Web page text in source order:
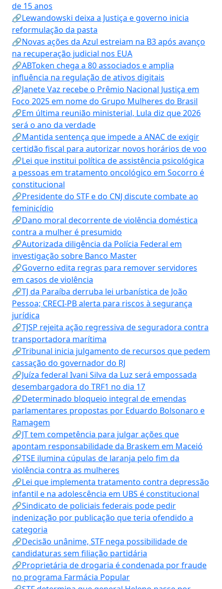
de 15 anos
🔗Lewandowski deixa a Justiça e governo inicia
reformulação da pasta
🔗Novas ações da Azul estreiam na B3 após avanço
na recuperação judicial nos EUA
🔗ABToken chega a 80 associados e amplia
influência na regulação de ativos digitais
🔗Janete Vaz recebe o Prêmio Nacional Justiça em
Foco 2025 em nome do Grupo Mulheres do Brasil
🔗Em última reunião ministerial, Lula diz que 2026
será o ano da verdade
🔗Mantida sentença que impede a ANAC de exigir
certidão fiscal para autorizar novos horários de voo
🔗Lei que institui política de assistência psicológica
a pessoas em tratamento oncológico em Socorro é
constitucional
🔗Presidente do STF e do CNJ discute combate ao
feminicídio
🔗Dano moral decorrente de violência doméstica
contra a mulher é presumido
🔗Autorizada diligência da Polícia Federal em
investigação sobre Banco Master
🔗Governo edita regras para remover servidores
em casos de violência
🔗TJ da Paraíba derruba lei urbanística de João
Pessoa; CRECI-PB alerta para riscos à segurança
jurídica
🔗TJSP rejeita ação regressiva de seguradora contra
transportadora marítima
🔗Tribunal inicia julgamento de recursos que pedem
cassação do governador do RJ
🔗Juíza federal Ivani Silva da Luz será empossada
desembargadora do TRF1 no dia 17
🔗Determinado bloqueio integral de emendas
parlamentares propostas por Eduardo Bolsonaro e
Ramagem
🔗JT tem competência para julgar ações que
apontam responsabilidade da Braskem em Maceió
🔗TSE ilumina cúpulas de laranja pelo fim da
violência contra as mulheres
🔗Lei que implementa tratamento contra depressão
infantil e na adolescência em UBS é constitucional
🔗Sindicato de policiais federais pode pedir
indenização por publicação que teria ofendido a
categoria
🔗Decisão unânime, STF nega possibilidade de
candidaturas sem filiação partidária
🔗Proprietária de drogaria é condenada por fraude
no programa Farmácia Popular